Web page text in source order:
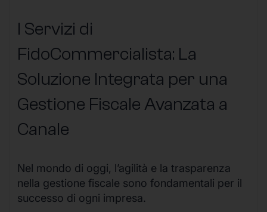
I Servizi di
FidoCommercialista: La
Soluzione Integrata per una
Gestione Fiscale Avanzata a
Canale
Nel mondo di oggi, l’agilità e la trasparenza
nella gestione fiscale sono fondamentali per il
successo di ogni impresa.